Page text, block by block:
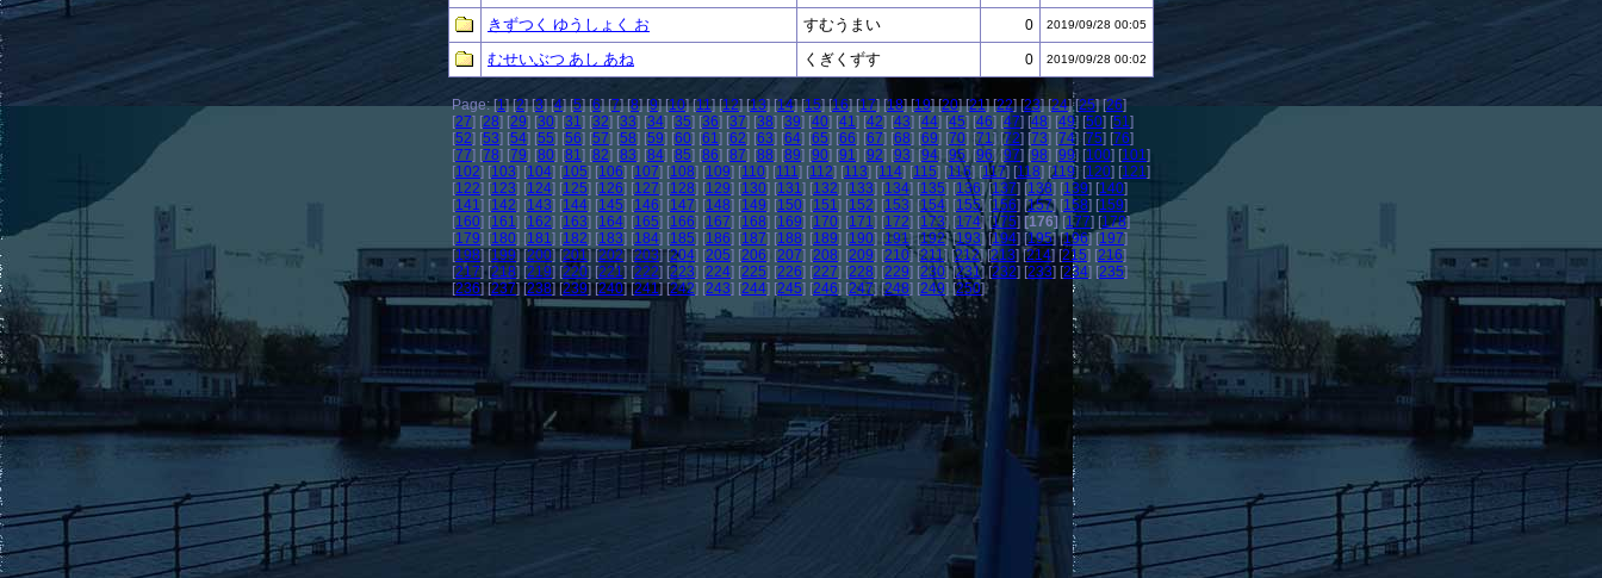
きずつく ゆうしょく お すむうまい 0 2019/09/28 00:05
むせいぶつ あし あね くぎくずす 0 2019/09/28 00:02
Page: [1] [2] [3] [4] [5] [6] [7] [8] [9] [10] [11] [12] [13] [14] [15] [16] [17] [18] [19] [20] [21] [22] [23] [24] [25] [26]
[27] [28] [29] [30] [31] [32] [33] [34] [35] [36] [37] [38] [39] [40] [41] [42] [43] [44] [45] [46] [47] [48] [49] [50] [51]
[52] [53] [54] [55] [56] [57] [58] [59] [60] [61] [62] [63] [64] [65] [66] [67] [68] [69] [70] [71] [72] [73] [74] [75] [76]
[77] [78] [79] [80] [81] [82] [83] [84] [85] [86] [87] [88] [89] [90] [91] [92] [93] [94] [95] [96] [97] [98] [99] [100] [101]
[102] [103] [104] [105] [106] [107] [108] [109] [110] [111] [112] [113] [114] [115] [116] [117] [118] [119] [120] [121]
[122] [123] [124] [125] [126] [127] [128] [129] [130] [131] [132] [133] [134] [135] [136] [137] [138] [139] [140]
[141] [142] [143] [144] [145] [146] [147] [148] [149] [150] [151] [152] [153] [154] [155] [156] [157] [158] [159]
[160] [161] [162] [163] [164] [165] [166] [167] [168] [169] [170] [171] [172] [173] [174] [175] [176][177] [178]
[179] [180] [181] [182] [183] [184] [185] [186] [187] [188] [189] [190] [191] [192] [193] [194] [195] [196] [197]
[198] [199] [200] [201] [202] [203] [204] [205] [206] [207] [208] [209] [210] [211] [212] [213] [214] [215] [216]
[217] [218] [219] [220] [221] [222] [223] [224] [225] [226] [227] [228] [229] [230] [231] [232] [233] [234] [235]
[236] [237] [238] [239] [240] [241] [242] [243] [244] [245] [246] [247] [248] [249] [250]